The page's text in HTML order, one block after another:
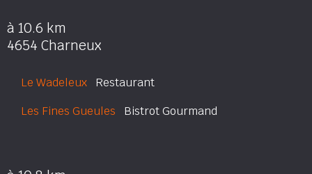
à 10.6 km
4654 Charneux
Le Wadeleux Restaurant
Les Fines Gueules Bistrot Gourmand